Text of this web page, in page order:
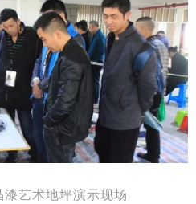
漆艺术地坪演示现场